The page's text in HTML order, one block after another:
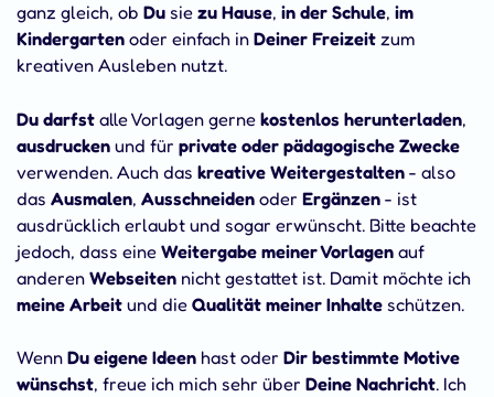
ganz gleich, ob Du sie zu Hause, in der Schule, im
Kindergarten oder einfach in Deiner Freizeit zum
kreativen Ausleben nutzt.
Du darfst alle Vorlagen gerne kostenlos herunterladen,
ausdrucken und für private oder pädagogische Zwecke
verwenden. Auch das kreative Weitergestalten - also
das Ausmalen, Ausschneiden oder Ergänzen - ist
ausdrücklich erlaubt und sogar erwünscht. Bitte beachte
jedoch, dass eine Weitergabe meiner Vorlagen auf
anderen Webseiten nicht gestattet ist. Damit möchte ich
meine Arbeit und die Qualität meiner Inhalte schützen.
Wenn Du eigene Ideen hast oder Dir bestimmte Motive
wünschst, freue ich mich sehr über Deine Nachricht. Ich